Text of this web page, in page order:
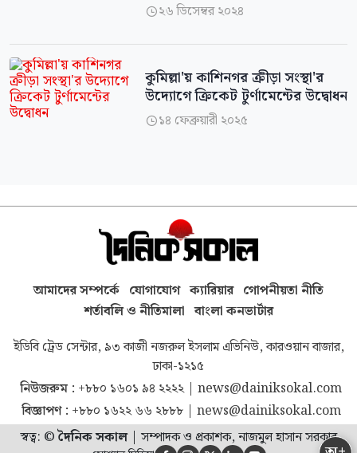
২৬ ডিসেম্বর ২০২৪
কুমিল্লা'য় কাশিনগর ক্রীড়া সংস্থা'র
উদ্যোগে ক্রিকেট টুর্ণামেন্টের উদ্বোধন
১৪ ফেব্রুয়ারী ২০২৫
আমাদের সম্পর্কে যোগাযোগ ক্যারিয়ার গোপনীয়তা নীতি
শর্তাবলি ও নীতিমালা বাংলা কনভার্টার
ইডিবি ট্রেড সেন্টার, ৯৩ কাজী নজরুল ইসলাম এভিনিউ, কারওয়ান বাজার,
ঢাকা-১২১৫
নিউজরুম : +৮৮০ ১৬০১ ৯৪ ২২২২| news@dainiksokal.com
বিজ্ঞাপণ : +৮৮০ ১৬২২ ৬৬ ২৮৮৮| news@dainiksokal.com
স্বত্ব: ©দৈনিক সকাল| সম্পাদক ও প্রকাশক, নাজমুল হাসান সরকার